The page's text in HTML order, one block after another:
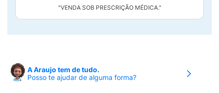
"VENDA SOB PRESCRIÇÃO MÉDICA."
A Araujo tem de tudo.
Posso te ajudar de alguma forma?